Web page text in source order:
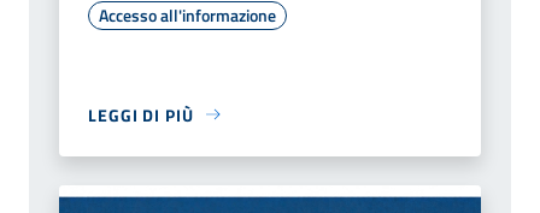
Accesso all'informazione
LEGGI DI PIÙ